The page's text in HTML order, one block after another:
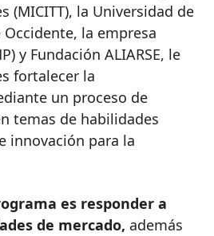
(MICITT), la Universidad de
Occidente, la empresa
y Fundación ALIARSE, le
fortalecer la
un proceso de
temas de habilidades
innovación para la
es responder a
de mercado, además